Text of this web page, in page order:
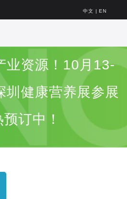
中文 | EN
业资源！10月13-
圳健康营养展参展
预订中！